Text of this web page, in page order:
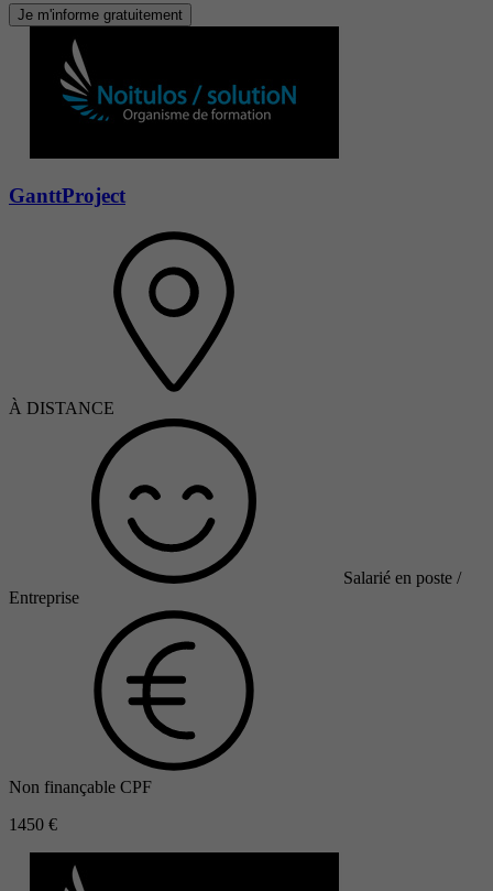
Je m'informe gratuitement
GanttProject
À DISTANCE
Salarié en poste /
Entreprise
Non finançable CPF
1450 €